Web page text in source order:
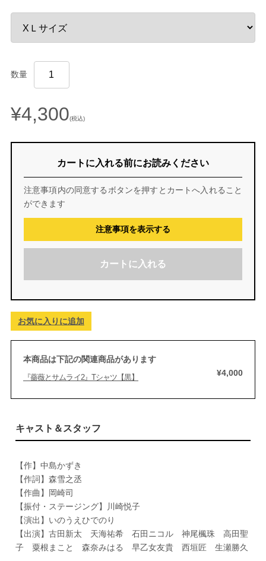
数量
¥4,300(税込)
カートに入れる前にお読みください
注意事項内の同意するボタンを押すとカートへ入れること
ができます
注意事項を表示する
カートに入れる
お気に入りに追加
本商品は下記の関連商品があります
『薔薇とサムライ2』Tシャツ【黒】 ¥4,000
キャスト＆スタッフ
【作】中島かずき
【作詞】森雪之丞
【作曲】岡崎司
【振付・ステージング】川崎悦子
【演出】いのうえひでのり
【出演】古田新太 天海祐希 石田ニコル 神尾楓珠 高田聖
子 粟根まこと 森奈みはる 早乙女友貴 西垣匠 生瀬勝久